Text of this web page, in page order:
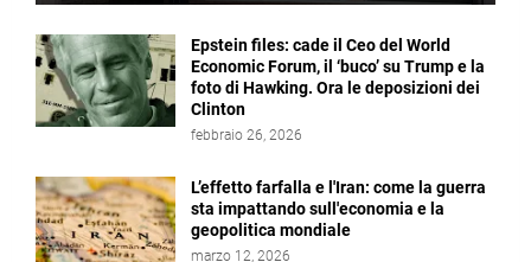
Epstein files: cade il Ceo del World
Economic Forum, il ‘buco’ su Trump e la
foto di Hawking. Ora le deposizioni dei
Clinton
febbraio 26, 2026
L’effetto farfalla e l'Iran: come la guerra
sta impattando sull'economia e la
geopolitica mondiale
marzo 12, 2026